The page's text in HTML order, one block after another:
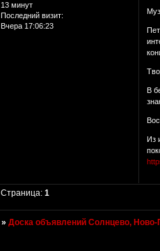
13 минут
Последний визит:
Вчера 17:06:23
В
Из
Страница:1
»Доска объявлений Солнцево,